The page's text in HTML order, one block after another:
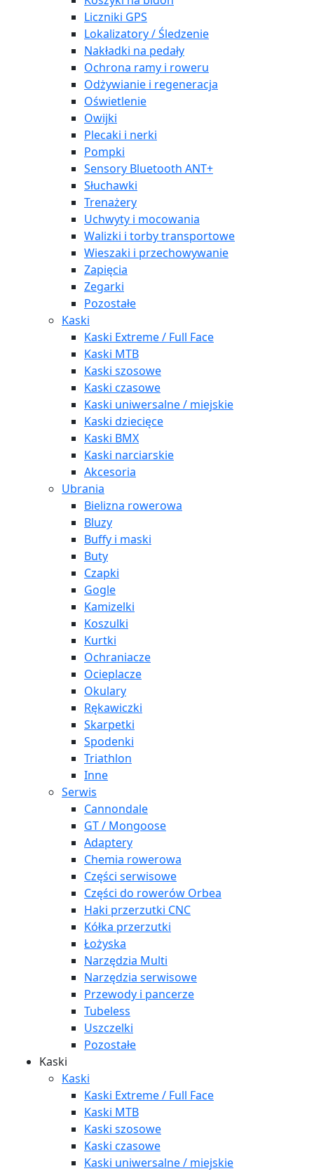
Liczniki GPS
Lokalizatory / Śledzenie
Nakładki na pedały
Ochrona ramy i roweru
Odżywianie i regeneracja
Oświetlenie
Owijki
Plecaki i nerki
Pompki
Sensory Bluetooth ANT+
Słuchawki
Trenażery
Uchwyty i mocowania
Walizki i torby transportowe
Wieszaki i przechowywanie
Zapięcia
Zegarki
Pozostałe
Kaski
Kaski Extreme / Full Face
Kaski MTB
Kaski szosowe
Kaski czasowe
Kaski uniwersalne / miejskie
Kaski dziecięce
Kaski BMX
Kaski narciarskie
Akcesoria
Ubrania
Bielizna rowerowa
Bluzy
Buffy i maski
Buty
Czapki
Gogle
Kamizelki
Koszulki
Kurtki
Ochraniacze
Ocieplacze
Okulary
Rękawiczki
Skarpetki
Spodenki
Triathlon
Inne
Serwis
Cannondale
GT / Mongoose
Adaptery
Chemia rowerowa
Części serwisowe
Części do rowerów Orbea
Haki przerzutki CNC
Kółka przerzutki
Łożyska
Narzędzia Multi
Narzędzia serwisowe
Przewody i pancerze
Tubeless
Uszczelki
Pozostałe
Kaski
Kaski
Kaski Extreme / Full Face
Kaski MTB
Kaski szosowe
Kaski czasowe
Kaski uniwersalne / miejskie